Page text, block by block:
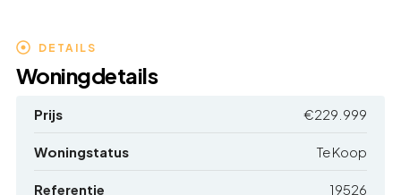
DETAILS
Woningdetails
Prijs €229.999
Woningstatus Te Koop
Referentie 19526